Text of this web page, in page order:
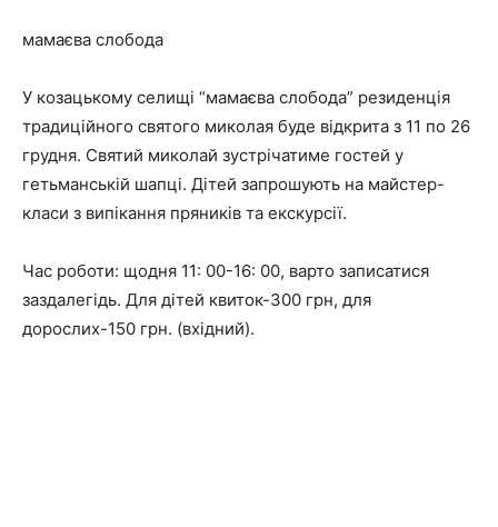
мамаєва слобода
У козацькому селищі “мамаєва слобода” резиденція
традиційного святого миколая буде відкрита з 11 по 26
грудня. Святий миколай зустрічатиме гостей у
гетьманській шапці. Дітей запрошують на майстер-
класи з випікання пряників та екскурсії.
Час роботи: щодня 11: 00-16: 00, варто записатися
заздалегідь. Для дітей квиток-300 грн, для
дорослих-150 грн. (вхідний).